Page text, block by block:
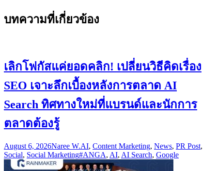
บทความที่เกี่ยวข้อง
เลิกโฟกัสแค่ยอดคลิก! เปลี่ยนวิธีคิดเรื่อง
SEO เจาะลึกเบื้องหลังการตลาด AI
Search ทิศทางใหม่ที่แบรนด์และนักการ
ตลาดต้องรู้
August 6, 2026Naree W.AI, Content Marketing, News, PR Post,
Social, Social Marketing#ANGA, AI, AI Search, Google